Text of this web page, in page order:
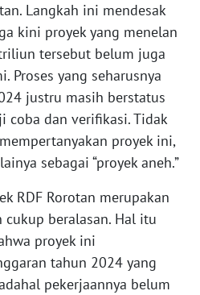
Langkah ini mendesak
kini proyek yang menelan
tersebut belum juga
Proses yang seharusnya
justru masih berstatus
coba dan verifikasi. Tidak
proyek ini,
sebagai “proyek aneh.”
RDF Rorotan merupakan
cukup beralasan. Hal itu
proyek ini
tahun 2024 yang
pekerjaannya belum